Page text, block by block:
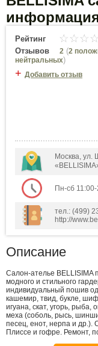
Рейтинг
Отзывов 2 (2
нейтральных)
+ Добавить отзыв
Москва, ул.
Пн-сб
тел.: (499)
http://
Описание
Салон-ателье BELLISIMA
модного и стильного
индивидуальный пошив
кашемир, твид, букле,
игуана, скат, угорь, рыба,
меха (соболь, рысь,
песец, енот, нерпа и др.).
Плиссе и гофре. Ремонт,